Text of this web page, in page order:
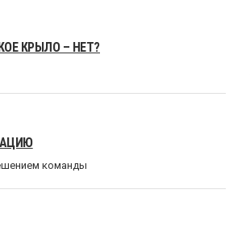
КРЫЛО – НЕТ?
команды